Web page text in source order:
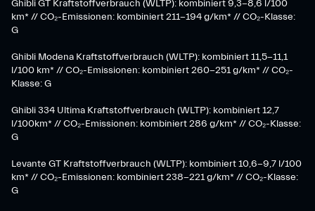
Ghibli GT Kraftstoffverbrauch (WLTP): kombiniert 9,3-8,6 l/100
km* // CO₂-Emissionen: kombiniert 211-194 g/km* // CO₂-Klasse:
G
Ghibli Modena Kraftstoffverbrauch (WLTP): kombiniert 11,5-11,1
l/100 km* // CO₂-Emissionen: kombiniert 260-251 g/km*​ // CO₂-
Klasse: G​
Ghibli 334 Ultima Kraftstoffverbrauch (WLTP): kombiniert 12,7
l/100km* // CO₂-Emissionen: kombiniert 286 g/km* // CO₂-Klasse:
G
Levante GT Kraftstoffverbrauch (WLTP): kombiniert 10,6-9,7 l/100
km* // CO₂-Emissionen: kombiniert 238-221 g/km* ​// CO₂-Klasse:
G​